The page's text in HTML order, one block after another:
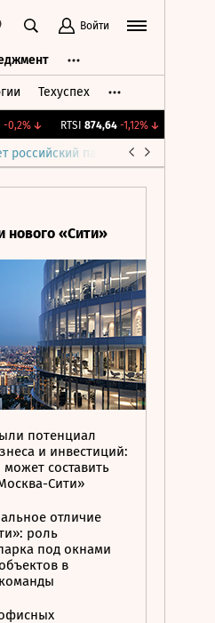
Войти
Техуспех
↓ RTSI 874,64 -1,12%↓
российский парламент
нового «Сити»
потенциал
и инвестиций:
составить
Сити»
отличие
роль
под окнами
в